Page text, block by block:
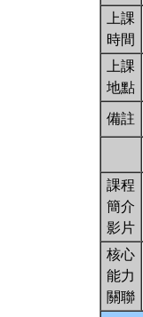
上課
時間
上課
地點
備註
課程
簡介
影片
核心
能力
關聯